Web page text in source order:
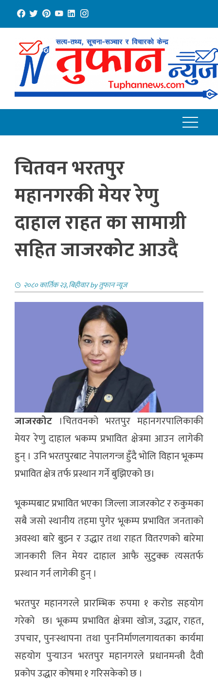
content
चितवन भरतपुर
महानगरकी मेयर रेणु
दाहाल राहत का सामाग्री
सहित जाजरकोट आउदै
२०८० कार्तिक २३, बिहीवारbyतुफान न्यूज
जाजरकोट ।चितवनको भरतपुर महानगरपालिकाकी
मेयर रेणु दाहाल भकम्प प्रभावित क्षेत्रमा आउन लागेकी
हुन् । उनि भरतपुरबाट नेपालगन्ज हुँदै भोलि विहान भूकम्प
प्रभावित क्षेत्र तर्फ प्रस्थान गर्ने बुझिएको छ।
भूकम्पबाट प्रभावित भएका जिल्ला जाजरकोट र रुकुमका
सबै जसो स्थानीय तहमा पुगेर भूकम्प प्रभावित जनताको
अवस्था बारे बुझ्न र उद्धार तथा राहत वितरणको बारेमा
जानकारी लिन मेयर दाहाल आफै सुटुक्क त्यसतर्फ
प्रस्थान गर्न लागेकी हुन् ।
भरतपुर महानगरले प्रारम्भिक रुपमा १ करोड सहयोग
गरेको छ। भूकम्प प्रभावित क्षेत्रमा खोज, उद्धार, राहत,
उपचार, पुनःस्थापना तथा पुनःनिर्माणलगायतका कार्यमा
सहयोग पुर्‍याउन भरतपुर महानगरले प्रधानमन्त्री दैवी
प्रकोप उद्धार कोषमा १ गरिसकेको छ ।